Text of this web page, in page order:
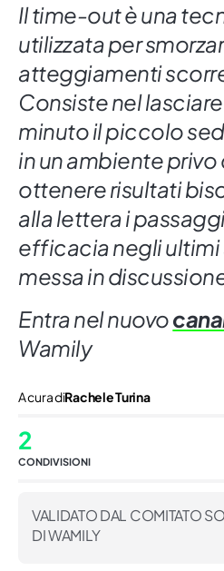
Il time-out è una
utilizzata per
atteggiamenti
Consiste nel
minuto il piccolo
in un ambiente privo
ottenere risultati
alla lettera i
efficacia negli ultimi
messa in
Entra nel nuovo
Wamily
A cura diRachele Turina
2
CONDIVISIONI
VALIDATO DAL COMITATO
DI WAMILY